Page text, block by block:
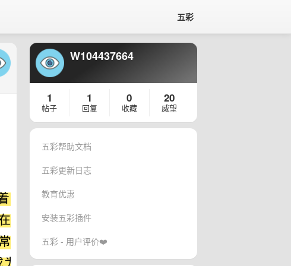
五彩
W104437664
1
帖子
1
回复
0
收藏
20
威望
五彩帮助文档
五彩更新日志
教育优惠
安装五彩插件
五彩 - 用户评价❤️